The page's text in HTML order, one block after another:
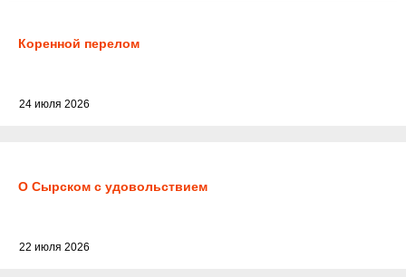
Коренной перелом
24 июля 2026
О Сырском с удовольствием
22 июля 2026